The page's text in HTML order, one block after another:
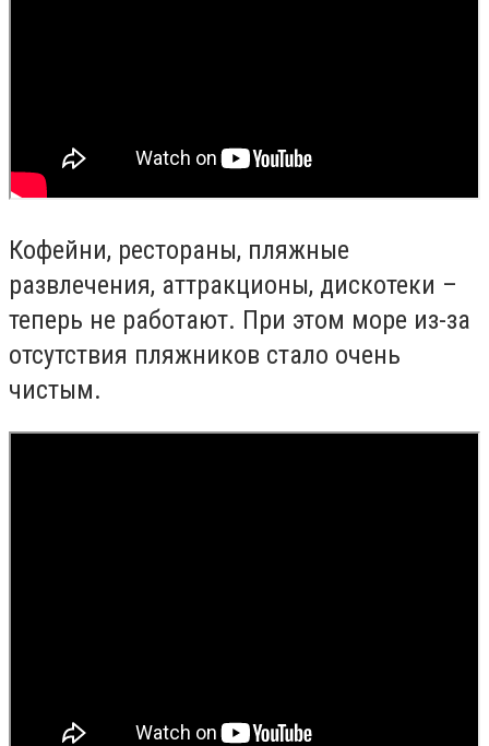
Кофейни, рестораны, пляжные
развлечения, аттракционы, дискотеки –
теперь не работают. При этом море из-за
отсутствия пляжников стало очень
чистым.